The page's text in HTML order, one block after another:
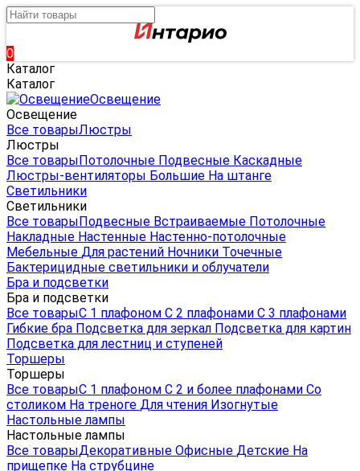
0
Каталог
Каталог
Освещение
Освещение
Все товарыЛюстры
Люстры
Все товарыПотолочные Подвесные Каскадные
Люстры-вентиляторы Большие На штанге
Светильники
Светильники
Все товарыПодвесные Встраиваемые Потолочные
Накладные Настенные Настенно-потолочные
Мебельные Для растений Ночники Точечные
Бактерицидные светильники и облучатели
Бра и подсветки
Бра и подсветки
Все товарыС 1 плафоном С 2 плафонами С 3 плафонами
Гибкие бра Подсветка для зеркал Подсветка для картин
Подсветка для лестниц и ступеней
Торшеры
Торшеры
Все товарыС 1 плафоном С 2 и более плафонами Со
столиком На треноге Для чтения Изогнутые
Настольные лампы
Настольные лампы
Все товарыДекоративные Офисные Детские На
прищепке На струбцине